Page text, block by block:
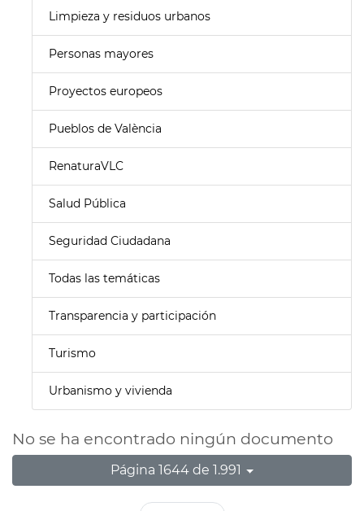
Limpieza y residuos urbanos
Personas mayores
Proyectos europeos
Pueblos de València
RenaturaVLC
Salud Pública
Seguridad Ciudadana
Todas las temáticas
Transparencia y participación
Turismo
Urbanismo y vivienda
No se ha encontrado ningún documento
Página 1644 de 1.991